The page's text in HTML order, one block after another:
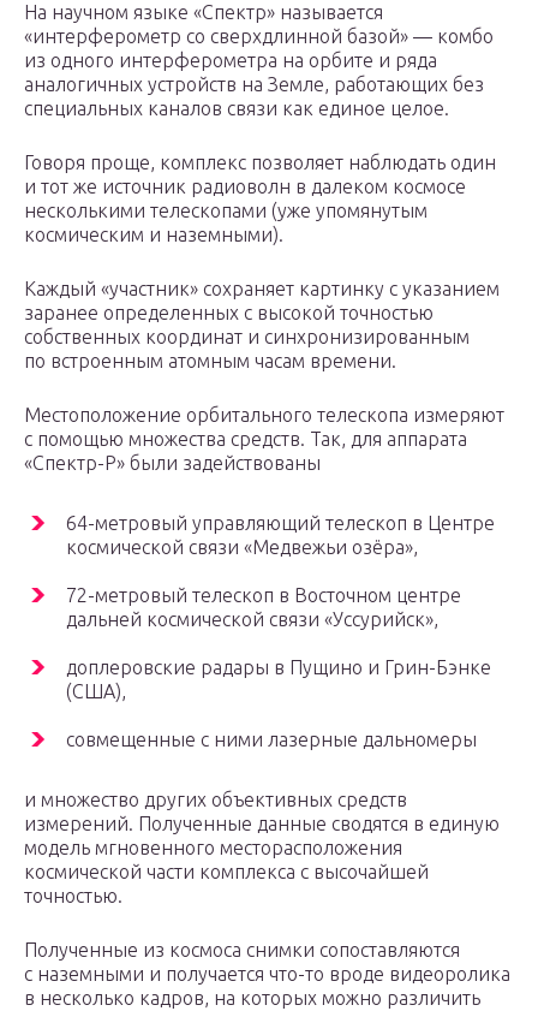
На научном языке «Спектр» называется
«интерферометр со сверхдлинной базой» — комбо
из одного интерферометра на орбите и ряда
аналогичных устройств на Земле, работающих без
специальных каналов связи как единое целое.
Говоря проще, комплекс позволяет наблюдать один
и тот же источник радиоволн в далеком космосе
несколькими телескопами (уже упомянутым
космическим и наземными).
Каждый «участник» сохраняет картинку с указанием
заранее определенных с высокой точностью
собственных координат и синхронизированным
по встроенным атомным часам времени.
Местоположение орбитального телескопа измеряют
с помощью множества средств. Так, для аппарата
«Спектр-Р» были задействованы
64-метровый управляющий телескоп в Центре
космической связи «Медвежьи озёра»,
72-метровый телескоп в Восточном центре
дальней космической связи «Уссурийск»,
доплеровские радары в Пущино и Грин-Бэнке
(США),
совмещенные с ними лазерные дальномеры
и множество других объективных средств
измерений. Полученные данные сводятся в единую
модель мгновенного месторасположения
космической части комплекса с высочайшей
точностью.
Полученные из космоса снимки сопоставляются
с наземными и получается что-то вроде видеоролика
в несколько кадров, на которых можно различить